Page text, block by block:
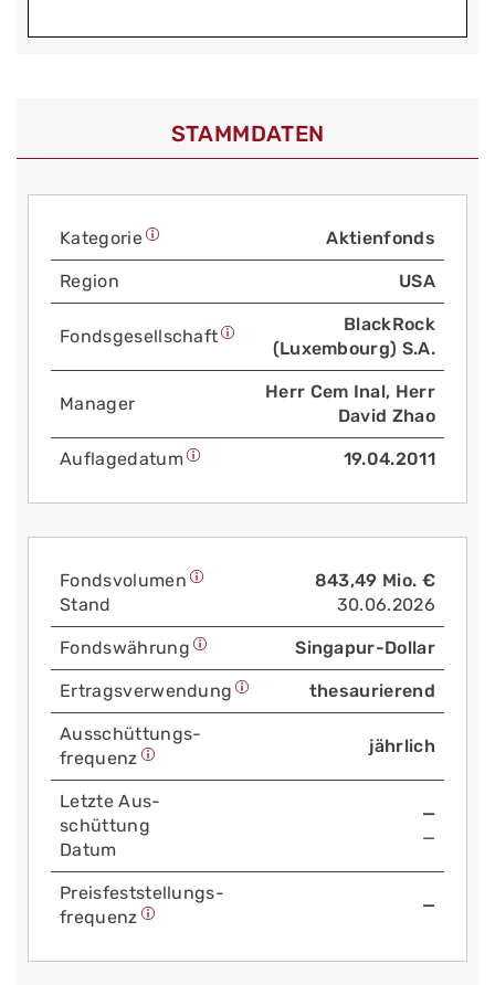
STAMMDATEN
Kategorie Aktienfonds
Region USA
Fonds­gesellschaft
BlackRock
(Luxembourg) S.A.
Manager
Herr Cem Inal, Herr
David Zhao
Auflage­datum 19.04.2011
Fonds­volumen
Stand
843,49 Mio. €
30.06.2026
Fonds­währung Singapur-Dollar
Ertrags­verwendung thesaurierend
Aus­schüttungs­
frequenz
jährlich
Letzte Aus­
schüttung
Datum
—
—
Preis­fest­stellungs­
frequenz
—